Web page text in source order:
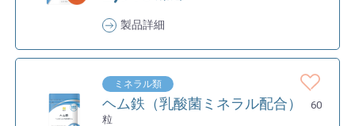
製品詳細
ミネラル類
ヘム鉄（乳酸菌ミネラル配合）
60
粒